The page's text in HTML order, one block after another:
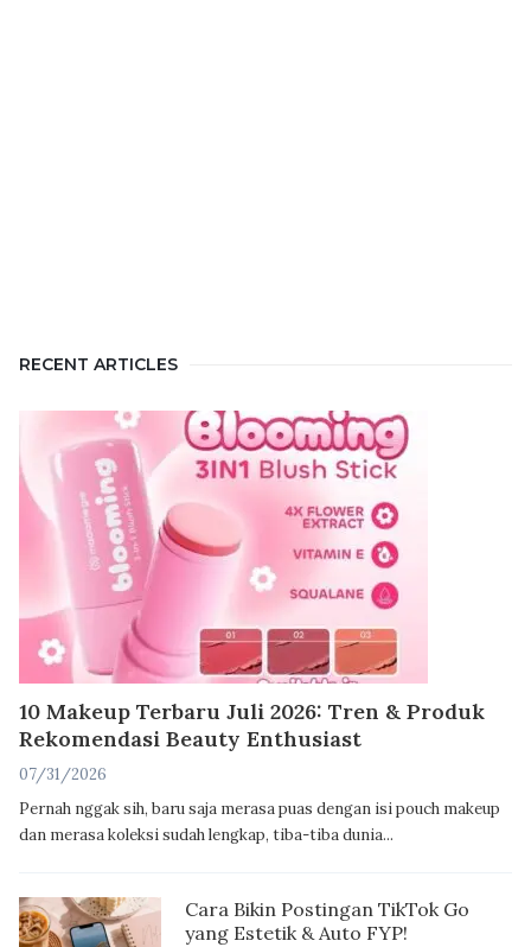
RECENT ARTICLES
10 Makeup Terbaru Juli 2026: Tren & Produk
Rekomendasi Beauty Enthusiast
07/31/2026
Pernah nggak sih, baru saja merasa puas dengan isi pouch makeup
dan merasa koleksi sudah lengkap, tiba-tiba dunia...
Cara Bikin Postingan TikTok Go
yang Estetik & Auto FYP!